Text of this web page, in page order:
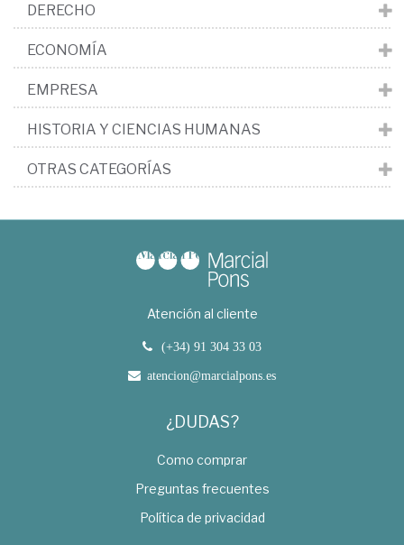
DERECHO
ECONOMÍA
EMPRESA
HISTORIA Y CIENCIAS HUMANAS
OTRAS CATEGORÍAS
Atención al cliente
(+34) 91 304 33 03
atencion@marcialpons.es
¿DUDAS?
Como comprar
Preguntas frecuentes
Política de privacidad